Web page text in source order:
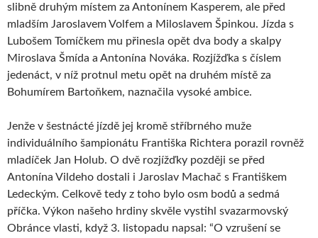
slibně druhým místem za Antonínem Kasperem, ale před
mladším Jaroslavem Volfem a Miloslavem Špinkou. Jízda s
Lubošem Tomíčkem mu přinesla opět dva body a skalpy
Miroslava Šmída a Antonína Nováka. Rozjížďka s číslem
jedenáct, v níž protnul metu opět na druhém místě za
Bohumírem Bartoňkem, naznačila vysoké ambice.
Jenže v šestnácté jízdě jej kromě stříbrného muže
individuálního šampionátu Františka Richtera porazil rovněž
mladíček Jan Holub. O dvě rozjížďky později se před
Antonína Vildeho dostali i Jaroslav Machač s Františkem
Ledeckým. Celkově tedy z toho bylo osm bodů a sedmá
příčka. Výkon našeho hrdiny skvěle vystihl svazarmovský
Obránce vlasti, když 3. listopadu napsal: “O vzrušení se